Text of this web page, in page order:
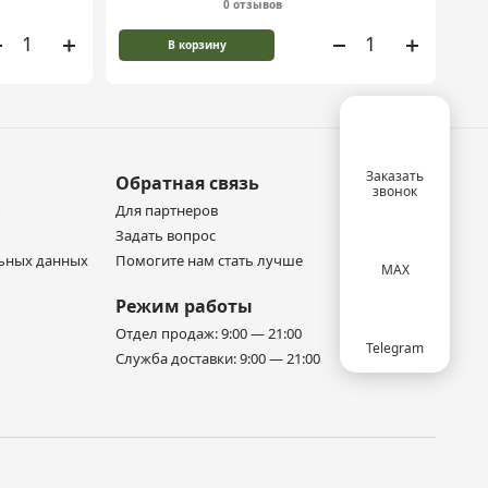
0 отзывов
В корзину
данных
Обратная связь
Для партнеров
Задать вопрос
Помогите нам стать лучше
Режим работы
Отдел продаж: 9:00 — 21:00
Служба доставки: 9:00 — 21:00
Заказать
звонок
MAX
Telegram